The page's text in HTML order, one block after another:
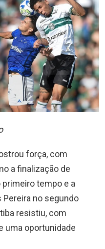
força, com
a finalização de
tempo e a
no segundo
resistiu, com
uma oportunidade